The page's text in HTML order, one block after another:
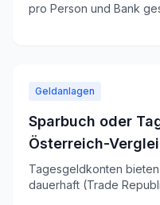
pro Person und Bank
Geldanlagen
Sparbuch oder
Österreich-
Tagesgeldkonten
dauerhaft (Trade